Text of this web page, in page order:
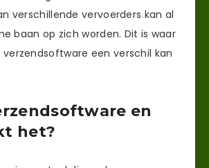
verschillende vervoerders kan al
baan op zich worden. Dit is waar
een verschil kan
en
het?